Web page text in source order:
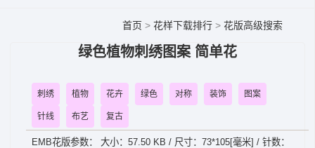
首页 > 花样下载排行 > 花版高级搜索
绿色植物刺绣图案 简单花
刺绣 植物 花卉 绿色 对称 装饰 图案
针线 布艺 复古
EMB花版参数： 大小：57.50 KB / 尺寸：73*105[毫米] / 针数：